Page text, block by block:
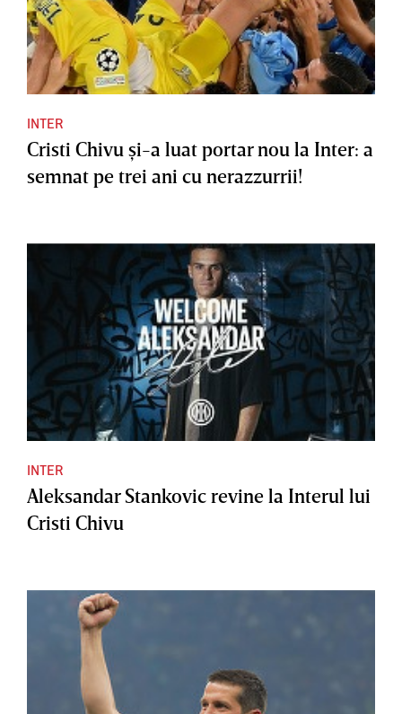
INTER
Cristi Chivu şi-a luat portar nou la Inter: a
semnat pe trei ani cu nerazzurrii!
INTER
Aleksandar Stankovic revine la Interul lui
Cristi Chivu